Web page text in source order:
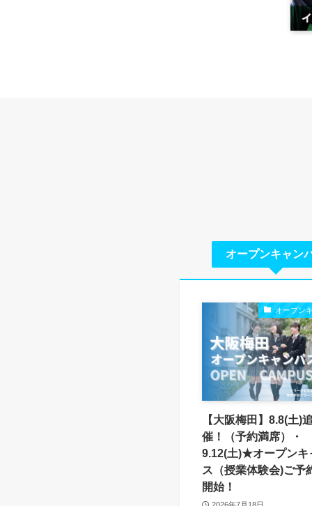
オープンキャン
オープン
【大阪梅田】8.8(土)
催！（予約満席）・
9.12(土)★オープンキ
ス（授業体験会)ご予
開始！